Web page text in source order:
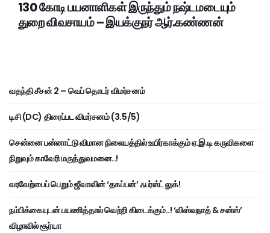
130 கோடி பயனாளிகள் இருந்தும் நஷ்டமடையும்
துறை விவசாயம் – இயக்குநர் ஆர்.கண்ணன்
வதந்தி சீசன் 2 – வெப் தொடர் விமர்சனம்
டிசி (DC) திரைப்பட விமர்சனம் (3.5/5)
சென்னை பன்னாட்டு விமான நிலையத்தில் உயிர்காக்கும் ஏ.இ.டி கருவிகளை
நிறுவும் காவேரி மருத்துவமனை..!
வரவேற்பைப் பெறும் ஜீவாவின் ‘தகப்பன்’ ஃபர்ஸ்ட் லுக்!
நம்பிக்கையுடன் பயணித்தால் வெற்றி கிடைக்கும்..! ‘விஸ்வநாத் & சன்ஸ்’
விழாவில் சூர்யா